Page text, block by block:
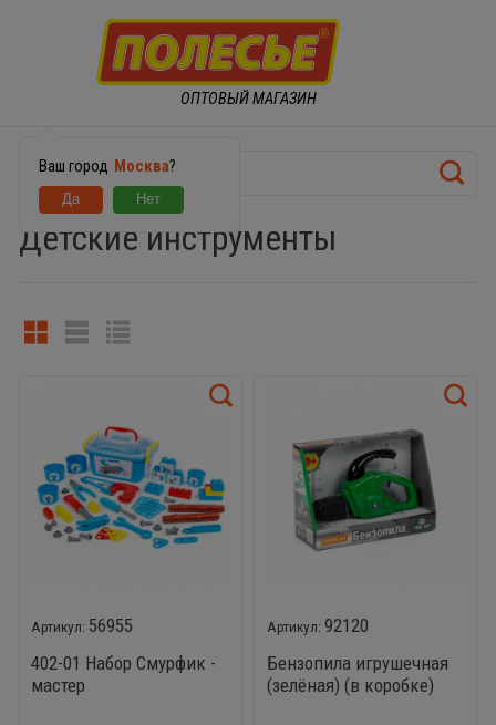
ОПТОВЫЙ МАГАЗИН
Ваш город Москва?
Детские инструменты
56955
402-01 Набор Смурфик -
мастер
92120
Бензопила игрушечная
(зелёная) (в коробке)